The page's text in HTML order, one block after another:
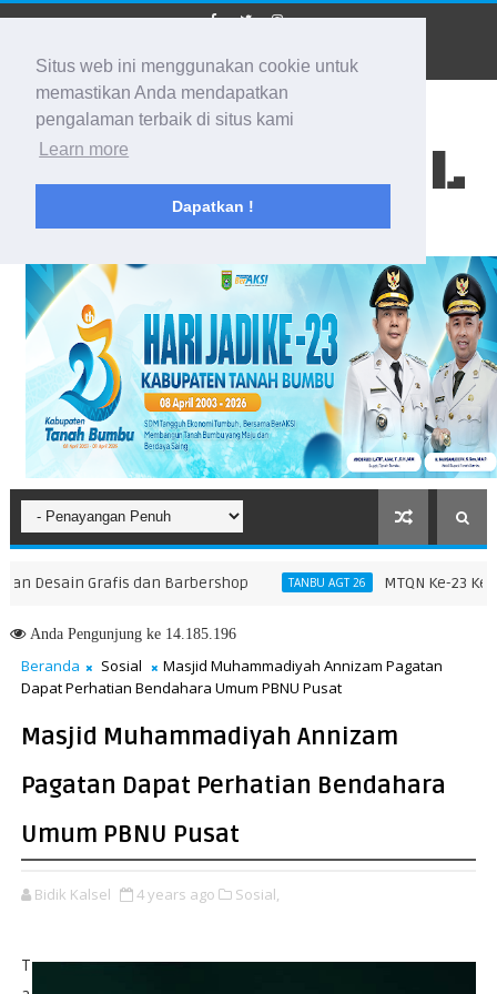
Situs web ini menggunakan cookie untuk
memastikan Anda mendapatkan
pengalaman terbaik di situs kami
Learn more
Dapatkan !
BIDIK KALSEL
Membidik Ke Segala Arah
Grafis dan Barbershop TANBU AGT 26 MTQN Ke-23
AndaPengunjung ke 14.185.196
Beranda Sosial
Masjid Muhammadiyah Annizam Pagatan
Dapat Perhatian Bendahara Umum PBNU Pusat
Masjid Muhammadiyah Annizam
Pagatan Dapat Perhatian Bendahara
Umum PBNU Pusat
Bidik Kalsel 4 years ago Sosial,
T